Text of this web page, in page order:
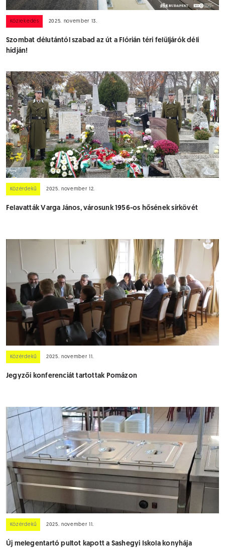
Közlekedés 2025. november 13.
Szombat délutántól szabad az út a Flórián téri felüljárók déli
hídján!
Közérdekű 2025. november 12.
Felavatták Varga János, városunk 1956-os hősének sírkövét
Közérdekű 2025. november 11.
Jegyzői konferenciát tartottak Pomázon
Közérdekű 2025. november 11.
Új melegentartó pultot kapott a Sashegyi Iskola konyhája